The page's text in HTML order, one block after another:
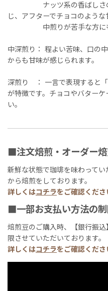
ナッツ系の香ばしさの後
じ、アフターでチョコのような
中煎りが苦手な方にも
中深煎り： 程よい苦味、口の
からも甘味が感じられます。
深煎り ： 一言で表現すると
が特徴です。チョコやバター
い。
■注文焙煎・オーダー
新鮮な状態で珈琲を味わって
から焙煎をしております。
詳しくはコチラをご確認くださ
■一部お支払い方法の
焙煎豆のご購入時、【銀行振
限させていただいております。
詳しくはコチラをご確認くださ